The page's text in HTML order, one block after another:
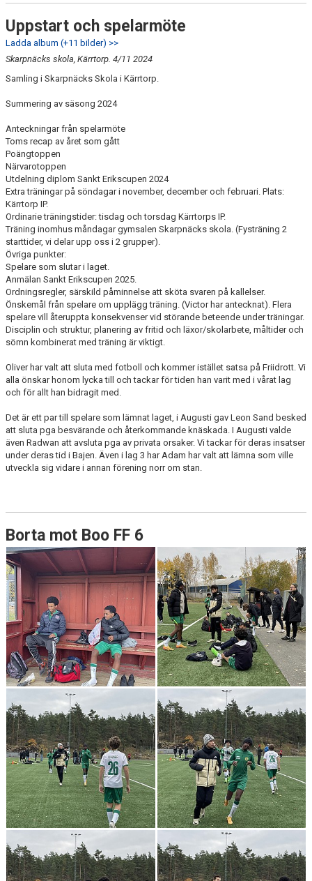
Uppstart och spelarmöte
Ladda album (+11 bilder) >>
Skarpnäcks skola, Kärrtorp. 4/11 2024
Samling i Skarpnäcks Skola i Kärrtorp.
Summering av säsong 2024
Anteckningar från spelarmöte
Toms recap av året som gått
Poängtoppen
Närvarotoppen
Utdelning diplom Sankt Erikscupen 2024
Extra träningar på söndagar i november, december och februari. Plats:
Kärrtorp IP.
Ordinarie träningstider: tisdag och torsdag Kärrtorps IP.
Träning inomhus måndagar gymsalen Skarpnäcks skola. (Fysträning 2
starttider, vi delar upp oss i 2 grupper).
Övriga punkter:
Spelare som slutar i laget.
Anmälan Sankt Erikscupen 2025.
Ordningsregler, särskild påminnelse att sköta svaren på kallelser.
Önskemål från spelare om upplägg träning. (Victor har antecknat). Flera
spelare vill återuppta konsekvenser vid störande beteende under träningar.
Disciplin och struktur, planering av fritid och läxor/skolarbete, måltider och
sömn kombinerat med träning är viktigt.
Oliver har valt att sluta med fotboll och kommer istället satsa på Friidrott. Vi
alla önskar honom lycka till och tackar för tiden han varit med i vårat lag
och för allt han bidragit med.
Det är ett par till spelare som lämnat laget, i Augusti gav Leon Sand besked
att sluta pga besvärande och återkommande knäskada. I Augusti valde
även Radwan att avsluta pga av privata orsaker. Vi tackar för deras insatser
under deras tid i Bajen. Även i lag 3 har Adam har valt att lämna som ville
utveckla sig vidare i annan förening norr om stan.
Borta mot Boo FF 6